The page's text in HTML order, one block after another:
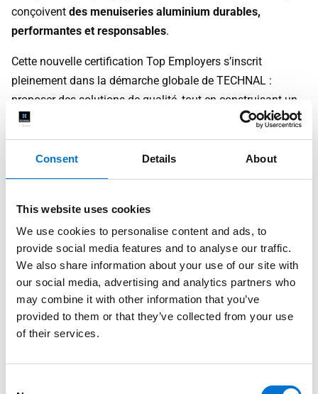
Consent Details About
This website uses cookies
We use cookies to personalise content and ads, to
provide social media features and to analyse our traffic.
We also share information about your use of our site with
our social media, advertising and analytics partners who
may combine it with other information that you’ve
provided to them or that they’ve collected from your use
of their services.
conçoivent des menuiseries aluminium durables,
performantes et responsables.
Cette nouvelle certification Top Employers s’inscrit
pleinement dans la démarche globale de TECHNAL :
proposer des solutions de qualité, tout en construisant un
modèle d’entreprise respectueux des personnes et tourné
vers l’avenir.